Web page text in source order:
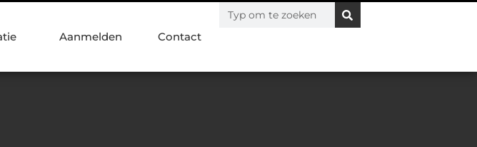
Aanmelden Contact